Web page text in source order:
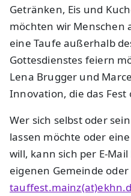
Getränken, Eis und
möchten wir Menschen
eine Taufe außerhalb
Gottesdienstes feiern
Lena Brugger und
Innovation, die das Fest
Wer sich selbst oder
lassen möchte oder
will, kann sich per E-
eigenen Gemeinde